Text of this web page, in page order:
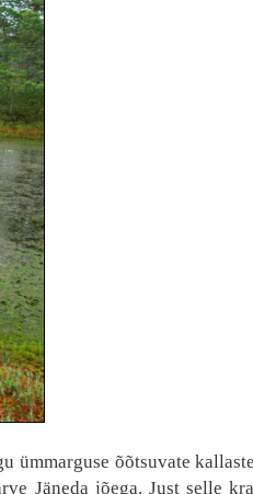
ümmarguse õõtsuvate
Jäneda jõega. Just selle